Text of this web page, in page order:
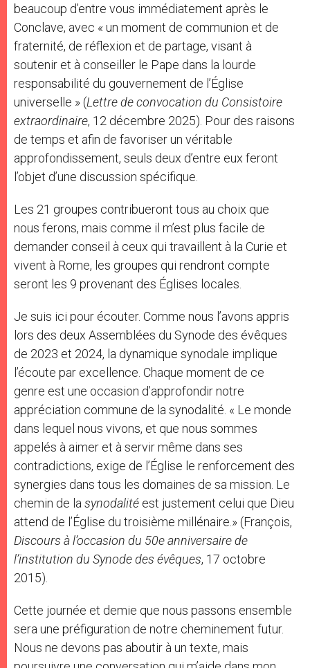
beaucoup d’entre vous immédiatement après le
Conclave, avec « un moment de communion et de
fraternité, de réflexion et de partage, visant à
soutenir et à conseiller le Pape dans la lourde
responsabilité du gouvernement de l’Église
universelle » (Lettre de convocation du Consistoire
extraordinaire, 12 décembre 2025). Pour des raisons
de temps et afin de favoriser un véritable
approfondissement, seuls deux d’entre eux feront
l’objet d’une discussion spécifique.
Les 21 groupes contribueront tous au choix que
nous ferons, mais comme il m’est plus facile de
demander conseil à ceux qui travaillent à la Curie et
vivent à Rome, les groupes qui rendront compte
seront les 9 provenant des Églises locales.
Je suis ici pour écouter. Comme nous l’avons appris
lors des deux Assemblées du Synode des évêques
de 2023 et 2024, la dynamique synodale implique
l’écoute par excellence. Chaque moment de ce
genre est une occasion d’approfondir notre
appréciation commune de la synodalité. « Le monde
dans lequel nous vivons, et que nous sommes
appelés à aimer et à servir même dans ses
contradictions, exige de l’Église le renforcement des
synergies dans tous les domaines de sa mission. Le
chemin de la synodalité est justement celui que Dieu
attend de l’Église du troisième millénaire.» (François,
Discours à l’occasion du 50e anniversaire de
l’institution du Synode des évêques, 17 octobre
2015).
Cette journée et demie que nous passons ensemble
sera une préfiguration de notre cheminement futur.
Nous ne devons pas aboutir à un texte, mais